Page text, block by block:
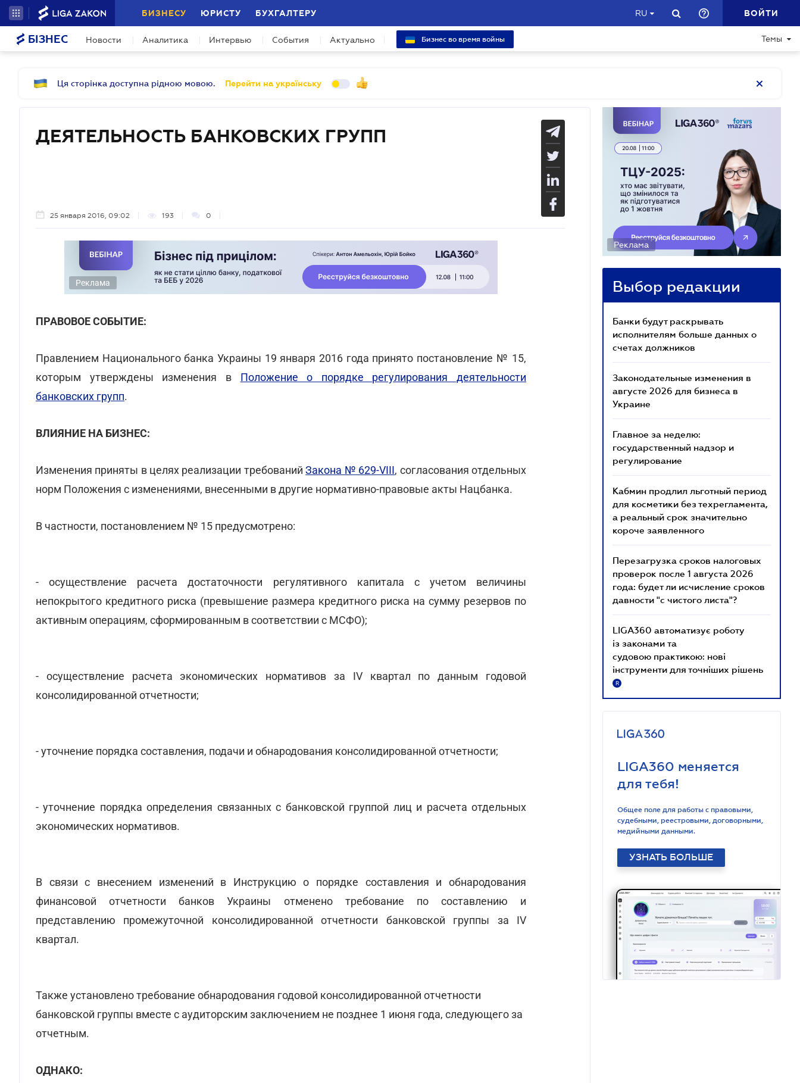
БИЗНЕСУ ЮРИСТУ БУХГАЛТЕРУ RU ВОЙТИ
БІЗНЕС Новости Аналитика Интервью События Актуально Бизнес во время войны Темы
Ця сторінка доступна рідною мовою. Перейти на українську
ДЕЯТЕЛЬНОСТЬ БАНКОВСКИХ ГРУПП
25 января 2016, 09:02 193 0
Реклама
ПРАВОВОЕ СОБЫТИЕ:
Правлением Национального банка Украины 19 января 2016 года принято постановление № 15,
которым утверждены изменения в Положение о порядке регулирования деятельности
банковских групп.
ВЛИЯНИЕ НА БИЗНЕС:
Изменения приняты в целях реализации требованийЗакона № 629-VIII, согласования отдельных
норм Положения с изменениями, внесенными в другие нормативно-правовые акты Нацбанка.
В частности, постановлением № 15 предусмотрено:
- осуществление расчета достаточности регулятивного капитала с учетом величины
непокрытого кредитного риска (превышение размера кредитного риска на сумму резервов по
активным операциям, сформированным в соответствии с МСФО);
- осуществление расчета экономических нормативов за IV квартал по данным годовой
консолидированной отчетности;
- уточнение порядка составления, подачи и обнародования консолидированной отчетности;
- уточнение порядка определения связанных с банковской группой лиц и расчета отдельных
экономических нормативов.
В связи с внесением изменений в Инструкцию о порядке составления и обнародования
финансовой отчетности банков Украины отменено требование по составлению и
представлению промежуточной консолидированной отчетности банковской группы за IV
квартал.
Также установлено требование обнародования годовой консолидированной отчетности
банковской группы вместе с аудиторским заключением не позднее 1 июня года, следующего за
отчетным.
ОДНАКО:
Реклама
Выбор редакции
Банки будут раскрывать
исполнителям больше данных о
счетах должников
Законодательные изменения в
августе 2026 для бизнеса в
Украине
Главное за неделю:
государственный надзор и
регулирование
Кабмин продлил льготный период
для косметики без техрегламента,
а реальный срок значительно
короче заявленного
Перезагрузка сроков налоговых
проверок после 1 августа 2026
года: будет ли исчисление сроков
давности "с чистого листа"?
LIGA360 автоматизує роботу
із законами та
судовою практикою: нові
інструменти для точніших рішень
R
LIGA360 меняется
для тебя!
Общее поле для работы с правовыми,
судебными, реестровыми, договорными,
медийными данными.
УЗНАТЬ БОЛЬШЕ